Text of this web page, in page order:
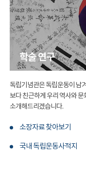
학술 연구
독립기념관은 독립운동이 남
보다 친근하게 우리 역사와 문
소개해드리겠습니다.
소장자료 찾아보기
국내 독립운동사적지